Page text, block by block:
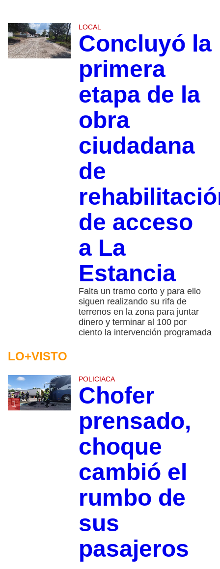
LOCAL
Concluyó la
primera
etapa de la
obra
ciudadana
de
de acceso
a La
Estancia
Falta un tramo corto y para ello
siguen realizando su rifa de
terrenos en la zona para juntar
dinero y terminar al 100 por
ciento la intervención programada
LO+VISTO
1
POLICIACA
Chofer
prensado,
choque
cambió el
rumbo de
sus
pasajeros